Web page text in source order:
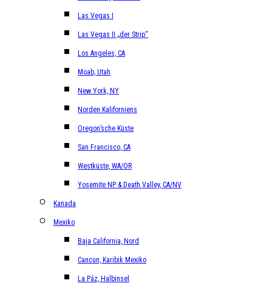
Las Vegas I
Las Vegas II „der Strip“
Los Angeles, CA
Moab, Utah
New York, NY
Norden Kaliforniens
Oregon’sche Küste
San Francisco, CA
Westküste, WA/OR
Yosemite NP & Death Valley, CA/NV
Kanada
Mexiko
Baja California, Nord
Cancun, Karibik Mexiko
La Páz, Halbinsel